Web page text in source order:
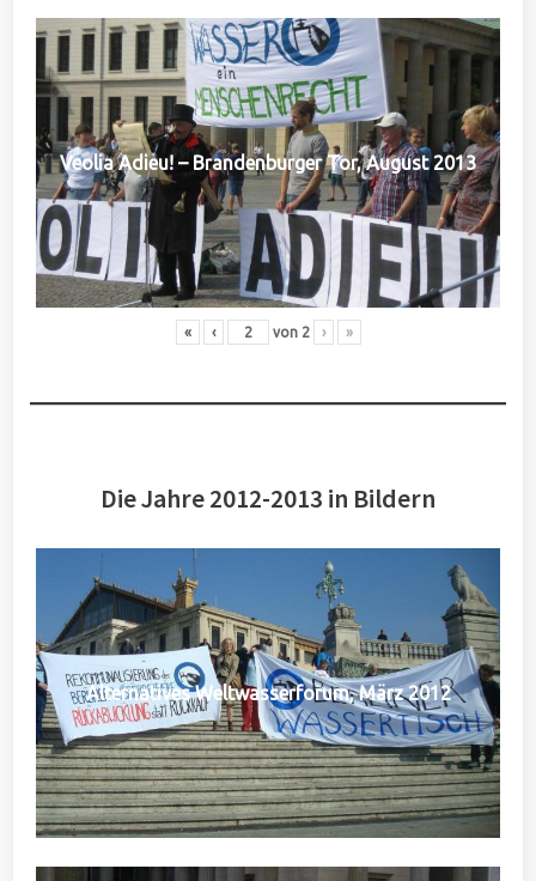
Veolia Adieu! – Brandenburger Tor, August 2013
« ‹ von 2 › »
Die Jahre 2012-2013 in Bildern
Alternatives Weltwasserforum, März 2012